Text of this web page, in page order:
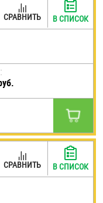
СРАВНИТЬ В СПИСОК
СРАВНИТЬ В СПИСОК